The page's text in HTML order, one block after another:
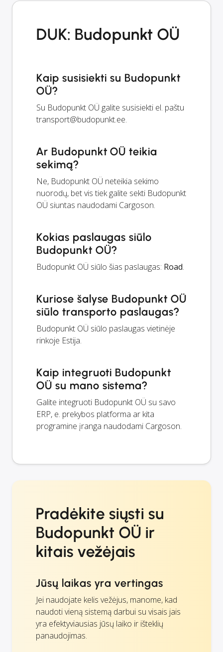
DUK: Budopunkt OÜ
Kaip susisiekti su Budopunkt
OÜ?
Su Budopunkt OÜ galite susisiekti el. paštu
transport@budopunkt.ee.
Ar Budopunkt OÜ teikia
sekimą?
Ne, Budopunkt OÜ neteikia sekimo
nuorodų, bet vis tiek galite sekti Budopunkt
OÜ siuntas naudodami Cargoson.
Kokias paslaugas siūlo
Budopunkt OÜ?
Budopunkt OÜ siūlo šias paslaugas: Road.
Kuriose šalyse Budopunkt OÜ
siūlo transporto paslaugas?
Budopunkt OÜ siūlo paslaugas vietinėje
rinkoje Estija.
Kaip integruoti Budopunkt
OÜ su mano sistema?
Galite integruoti Budopunkt OÜ su savo
ERP, e. prekybos platforma ar kita
programine įranga naudodami Cargoson.
Pradėkite siųsti su
Budopunkt OÜ ir
kitais vežėjais
Jūsų laikas yra vertingas
Jei naudojate kelis vežėjus, manome, kad
naudoti vieną sistemą darbui su visais jais
yra efektyviausias jūsų laiko ir išteklių
panaudojimas.